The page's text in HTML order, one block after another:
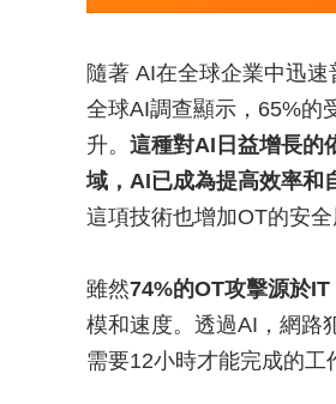
隨著 AI在全球企業中迅
全球AI調查顯示，65%的
升。 這種對AI日益增長的
域，AI已成為提高效率和
這項技術也增加OT的安全
雖然74%的OT攻擊源於
模和速度。透過AI，網路
需要12小時才能完成的工